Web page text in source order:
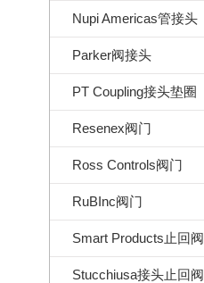
Nupi Americas管接头
Parker阀接头
PT Coupling接头垫圈
Resenex阀门
Ross Controls阀门
RuBInc阀门
Smart Products止回阀
Stucchiusa接头止回阀